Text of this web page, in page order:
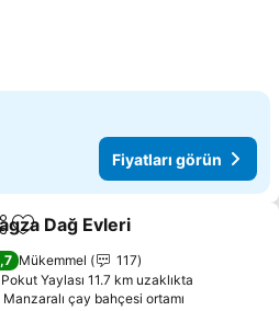
Fiyatları görün
Favorilerime ekle
Dağ Evleri
Mükemmel
117
Pokut Yaylası 11.7 km uzaklıkta
Manzaralı çay bahçesi ortamı